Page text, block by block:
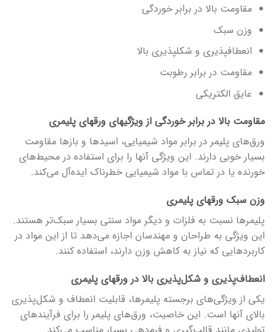
مقاومت بالا در برابر خوردگی
وزن سبک
انعطاف­پذیری و شکل­پذیری بالا
مقاومت در برابر رطوبت
عایق الکتریکی
مقاومت بالا در برابر خوردگی از ویژگی­های ورق­های پلیمری
ورق‌های پلیمر در برابر مواد شیمیایی، اسیدها و بازها مقاومت
بسیار خوبی دارند. این ویژگی آن­ها را برای استفاده در محیط‌های
خورنده یا در تماس با مواد شیمیایی خطرناک ایده‌آل می‌کند.
وزن سبک ورق­های پلیمری
پلیمرها نسبت به فلزات و دیگر مواد سنتی بسیار سبک‌تر هستند.
این ویژگی به طراحان و مهندسان اجازه می‌دهد تا از این مواد در
کاربردهایی که نیاز به کاهش وزن دارند، استفاده کنند.
انعطاف‌پذیری و شکل‌پذیری بالا در ورق­های پلیمری
یکی از ویژگی‌های برجسته پلیمرها، قابلیت انعطاف و شکل‌پذیری
بالای آن­ها است. این خاصیت، ورق‌های پلیمر را برای فرآیندهای